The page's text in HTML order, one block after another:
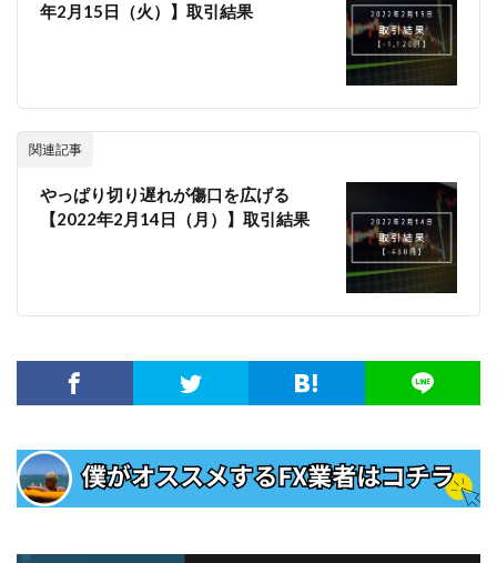
年2月15日（火）】取引結果
関連記事
やっぱり切り遅れが傷口を広げる
【2022年2月14日（月）】取引結果